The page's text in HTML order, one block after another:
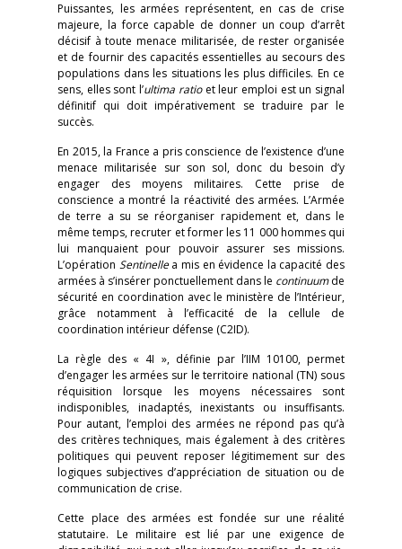
Puissantes, les armées représentent, en cas de crise
majeure, la force capable de donner un coup d’arrêt
décisif à toute menace militarisée, de rester organisée
et de fournir des capacités essentielles au secours des
populations dans les situations les plus difficiles. En ce
sens, elles sont l’ultima ratioet leur emploi est un signal
définitif qui doit impérativement se traduire par le
succès.
En 2015, la France a pris conscience de l’existence d’une
menace militarisée sur son sol, donc du besoin d’y
engager des moyens militaires. Cette prise de
conscience a montré la réactivité des armées. L’Armée
de terre a su se réorganiser rapidement et, dans le
même temps, recruter et former les 11 000 hommes qui
lui manquaient pour pouvoir assurer ses missions.
L’opération Sentinellea mis en évidence la capacité des
armées à s’insérer ponctuellement dans le continuumde
sécurité en coordination avec le ministère de l’Intérieur,
grâce notamment à l’efficacité de la cellule de
coordination intérieur défense (C2ID).
La règle des « 4I », définie par l’IIM 10100, permet
d’engager les armées sur le territoire national (TN) sous
réquisition lorsque les moyens nécessaires sont
indisponibles, inadaptés, inexistants ou insuffisants.
Pour autant, l’emploi des armées ne répond pas qu’à
des critères techniques, mais également à des critères
politiques qui peuvent reposer légitimement sur des
logiques subjectives d’appréciation de situation ou de
communication de crise.
Cette place des armées est fondée sur une réalité
statutaire. Le militaire est lié par une exigence de